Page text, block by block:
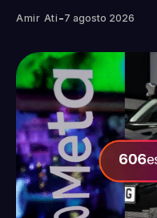
Amir Ati -7 agosto 2026